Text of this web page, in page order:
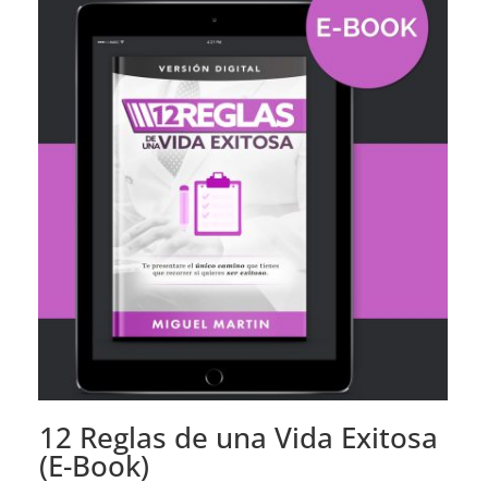
12 Reglas de una Vida Exitosa
(E-Book)